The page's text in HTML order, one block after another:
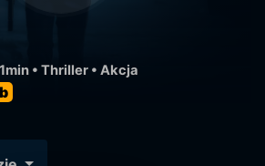
• Thriller • Akcja